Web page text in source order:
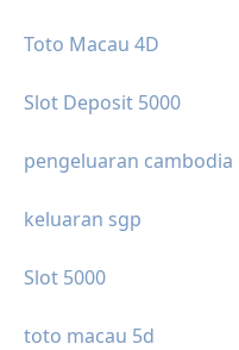
Toto Macau 4D
Slot Deposit 5000
pengeluaran cambodia
keluaran sgp
Slot 5000
toto macau 5d